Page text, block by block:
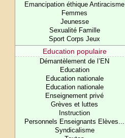
Emancipation éthique Antiracisme
Femmes
Jeunesse
Sexualité Famille
Sport Corps Jeux
Education populaire
Démantèlement de l’EN
Education
Education nationale
Education nationale
Enseignement privé
Grèves et luttes
Instruction
Personnels Enseignants Elèves...
Syndicalisme